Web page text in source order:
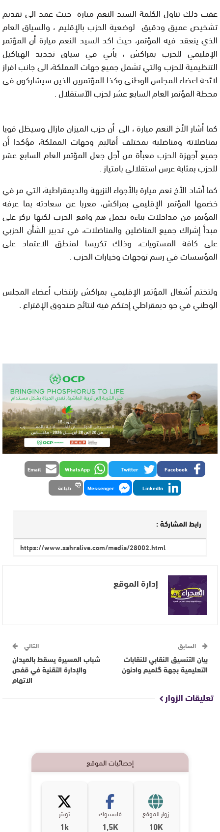
عقب ذلك تناول الكلمة السيد النعم ميارة حيث عمد الى تقديم
تشخيص عميق ودقيق لوضعية الحزب بالإقليم ، والسياق العام
الذي ينعقد فيه المؤتمر، حيث اكد السيد النعم ميارة أن المؤتمر
الإقليمي للحزب بمراكش ، يأتي في سياق تجديد الهياكيل
التنظيمية للحزب والتي تشمل جميع جهات المملكة، الى جانب افراز
لائحة اعضاء المجلس الوطني وكذا المؤتمرين الذين سيشاركون في
محطة المؤتمر العام السابع عشر لحزب الآستقلال .
كما أشار الأخ النعم ميارة ، الى أن حزب الميزان مازال وسيظل قويا
بمناضلاته ومناضليه بمختلف أقاليم وجهات المملكة، مؤكدا أن
جميع أجهزة الحزب معبأة من أجل جعل المؤتمر العام السابع عشر
للحزب بمثابة عرس استقلالي بامتياز .
كما أشاد الأخ نعم ميارة بالأجواء النزيهة والديمقراطية، التي مر في
خضمها المؤتمر الإقليمي بمراكش، معربا عن سعادته بما عرفه
المؤتمر من مداخلات بناءة تحمل هم واقع الحزب لكنها تركز على
مبدأ إشراك جميع المناضلين والمناضلات، في تدبير الشأن الحزبي
على كافة المستويات، وذلك تكريسا لمنطق الاعتماد على
المؤسسات في رسم توجهات وخيارات الحزب .
ولتختم أشغال المؤتمر الإقليمي بمراكش بإنتخاب أعضاء المجلس
الوطني في جو ديمقراطي إحتكم فيه لنتائج صندوق الإقتراع .
Facebook
Twitter
WhatsApp
Email
LinkedIn
Messenger طباعة
رابط المشاركة :
إدارة الموقع
السابق
بيان التنسيق النقابي للنقابات
التعليمية بجهة گلميم وادنون
التالي
شباب المسيرة يسقط بالميدان
والإدارة التقنية في قفص
الاتهام
تعليقات الزوار
إحصائيات الموقع
زوار الموقع
10K
فايسبوك
1,5K
تويتر
1k